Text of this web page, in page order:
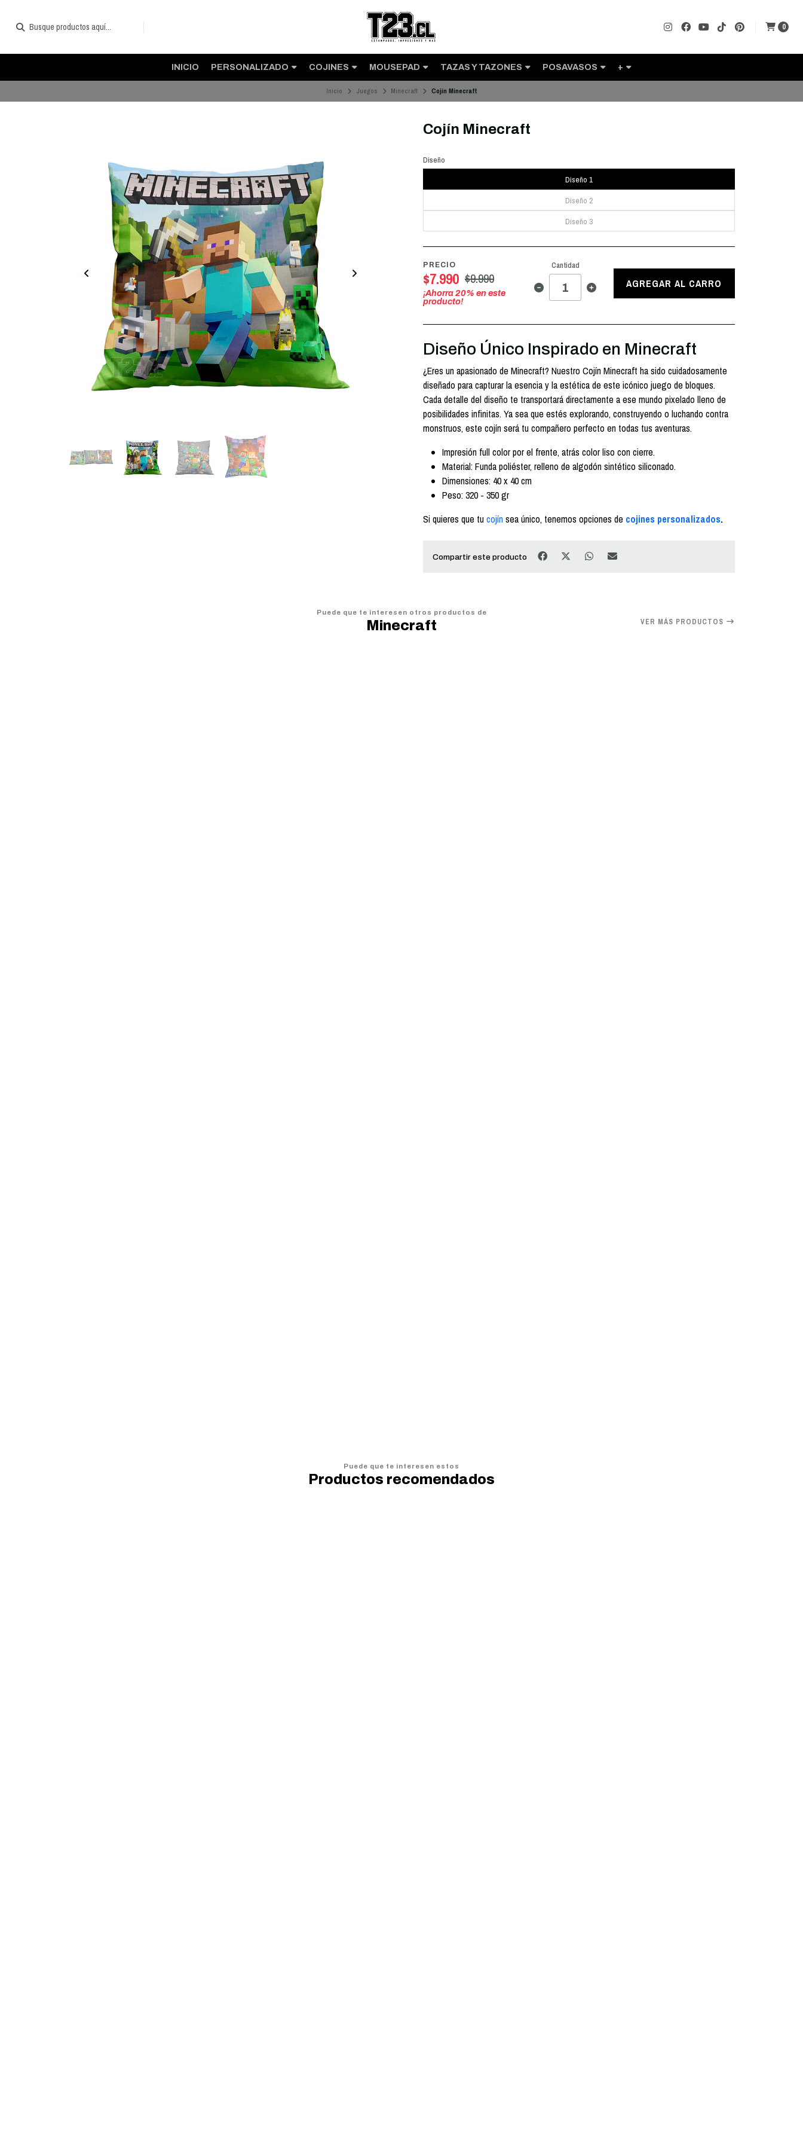
0
INICIO PERSONALIZADO COJINES MOUSEPAD TAZAS Y TAZONES POSAVASOS +
Inicio Juegos Minecraft Cojín Minecraft
Cojín Minecraft
Diseño
Diseño 1
Diseño 2
Diseño 3
PRECIO
$7.990 $9.990
¡Ahorra20% en este
producto!
Cantidad
AGREGAR AL CARRO
Diseño Único Inspirado en Minecraft
¿Eres un apasionado de Minecraft? Nuestro Cojín Minecraft ha sido cuidadosamente
diseñado para capturar la esencia y la estética de este icónico juego de bloques.
Cada detalle del diseño te transportará directamente a ese mundo pixelado lleno de
posibilidades infinitas. Ya sea que estés explorando, construyendo o luchando contra
monstruos, este cojín será tu compañero perfecto en todas tus aventuras.
Impresión full color por el frente, atrás color liso con cierre.
Material: Funda poliéster, relleno de algodón sintético siliconado.
Dimensiones: 40 x 40 cm
Peso: 320 - 350 gr
Si quieres que tucojín sea único, tenemos opciones de cojines personalizados.
Compartir este producto
Puede que te interesen otros productos de
Minecraft VER MÁS PRODUCTOS
Puede que te interesen estos
Productos recomendados